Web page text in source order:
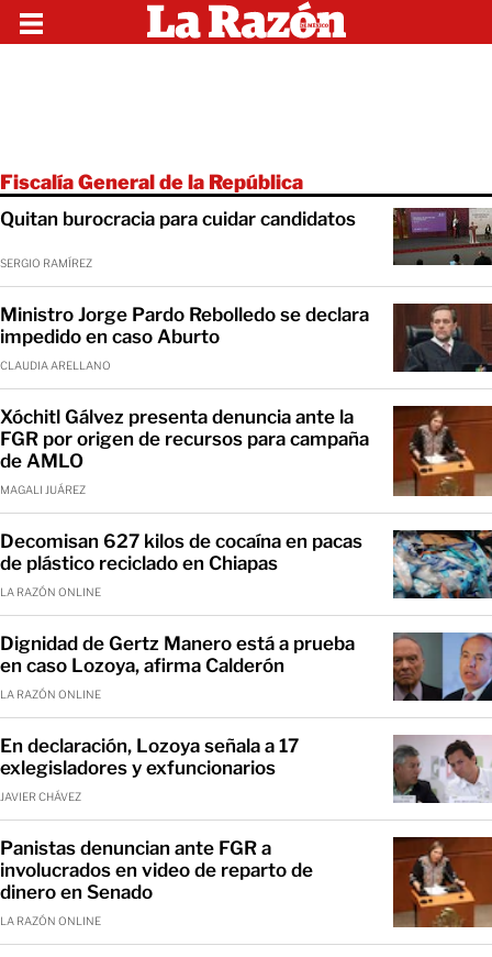
Fiscalía General de la República
Quitan burocracia para cuidar candidatos
SERGIO RAMÍREZ
Ministro Jorge Pardo Rebolledo se declara
impedido en caso Aburto
CLAUDIA ARELLANO
Xóchitl Gálvez presenta denuncia ante la
FGR por origen de recursos para campaña
de AMLO
MAGALI JUÁREZ
Decomisan 627 kilos de cocaína en pacas
de plástico reciclado en Chiapas
LA RAZÓN ONLINE
Dignidad de Gertz Manero está a prueba
en caso Lozoya, afirma Calderón
LA RAZÓN ONLINE
En declaración, Lozoya señala a 17
exlegisladores y exfuncionarios
JAVIER CHÁVEZ
Panistas denuncian ante FGR a
involucrados en video de reparto de
dinero en Senado
LA RAZÓN ONLINE